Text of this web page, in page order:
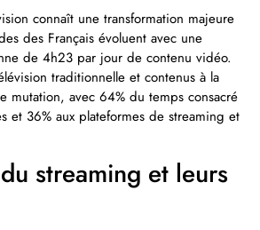
connaît une transformation majeure
des Français évoluent avec une
de 4h23 par jour de contenu vidéo.
traditionnelle et contenus à la
mutation, avec 64% du temps consacré
et 36% aux plateformes de streaming et
streaming et leurs